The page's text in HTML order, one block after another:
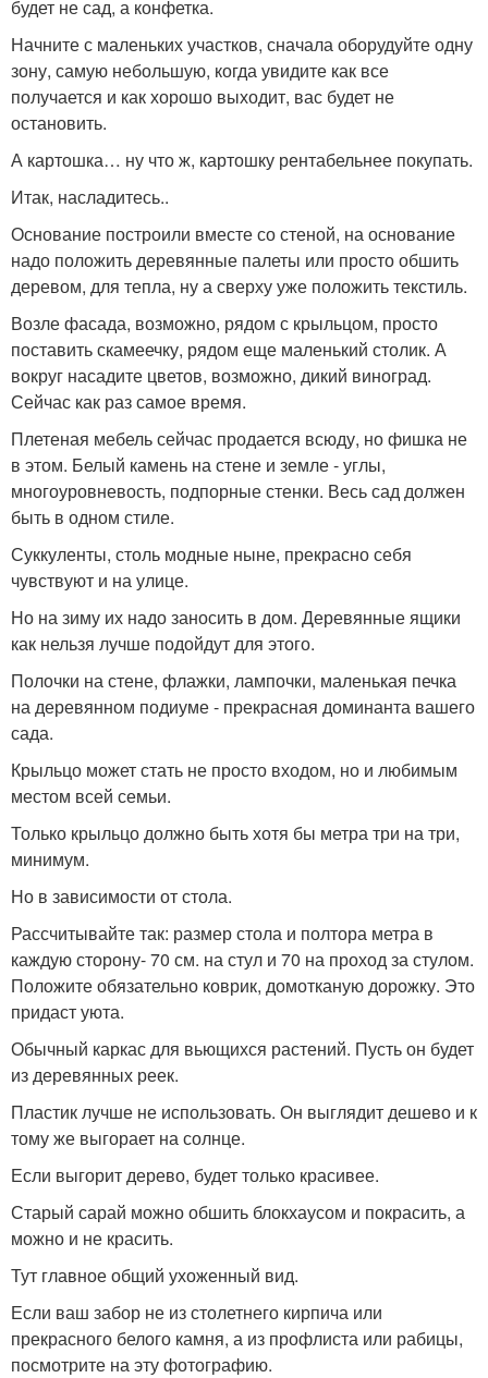
будет не сад, а конфетка.
Начните с маленьких участков, сначала оборудуйте одну
зону, самую небольшую, когда увидите как все
получается и как хорошо выходит, вас будет не
остановить.
А картошка… ну что ж, картошку рентабельнее покупать.
Итак, насладитесь..
Основание построили вместе со стеной, на основание
надо положить деревянные палеты или просто обшить
деревом, для тепла, ну а сверху уже положить текстиль.
Возле фасада, возможно, рядом с крыльцом, просто
поставить скамеечку, рядом еще маленький столик. А
вокруг насадите цветов, возможно, дикий виноград.
Сейчас как раз самое время.
Плетеная мебель сейчас продается всюду, но фишка не
в этом. Белый камень на стене и земле - углы,
многоуровневость, подпорные стенки. Весь сад должен
быть в одном стиле.
Суккуленты, столь модные ныне, прекрасно себя
чувствуют и на улице.
Но на зиму их надо заносить в дом. Деревянные ящики
как нельзя лучше подойдут для этого.
Полочки на стене, флажки, лампочки, маленькая печка
на деревянном подиуме - прекрасная доминанта вашего
сада.
Крыльцо может стать не просто входом, но и любимым
местом всей семьи.
Только крыльцо должно быть хотя бы метра три на три,
минимум.
Но в зависимости от стола.
Рассчитывайте так: размер стола и полтора метра в
каждую сторону- 70 см. на стул и 70 на проход за стулом.
Положите обязательно коврик, домотканую дорожку. Это
придаст уюта.
Обычный каркас для вьющихся растений. Пусть он будет
из деревянных реек.
Пластик лучше не использовать. Он выглядит дешево и к
тому же выгорает на солнце.
Если выгорит дерево, будет только красивее.
Старый сарай можно обшить блокхаусом и покрасить, а
можно и не красить.
Тут главное общий ухоженный вид.
Если ваш забор не из столетнего кирпича или
прекрасного белого камня, а из профлиста или рабицы,
посмотрите на эту фотографию.